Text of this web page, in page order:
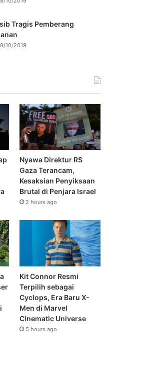
Tragis Pemberang
10/2019
Nyawa Direktur RS
Gaza Terancam,
Kesaksian Penyiksaan
Brutal di Penjara Israel
2 hours ago
Kit Connor Resmi
Terpilih sebagai
Cyclops, Era Baru X-
Men di Marvel
Cinematic Universe
5 hours ago